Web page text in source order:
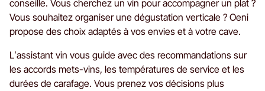
conseille. Vous cherchez un vin pour accompagner un plat ?
Vous souhaitez organiser une dégustation verticale ? Oeni
propose des choix adaptés à vos envies et à votre cave.
L’assistant vin vous guide avec des recommandations sur
les accords mets-vins, les températures de service et les
durées de carafage. Vous prenez vos décisions plus